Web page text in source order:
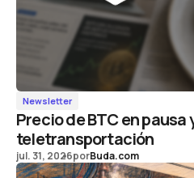
Newsletter
Precio de BTC en pausa
teletransportación
jul. 31, 2026porBuda.com